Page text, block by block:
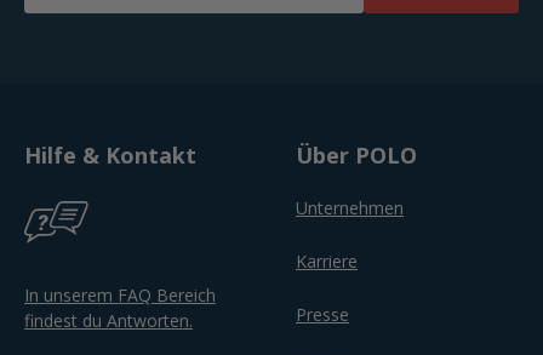
Hilfe & Kontakt
In unserem FAQ Bereich
findest du Antworten.
Über POLO
Unternehmen
Karriere
Presse